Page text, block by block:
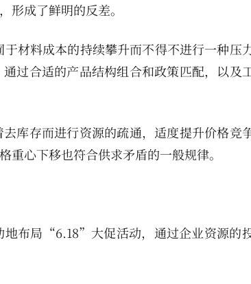
成了鲜明的反差。
材料成本的持续攀升而不得不进行一种压
过合适的产品结构组合和政策匹配，以及
库存而进行资源的疏通，适度提升价格竞
心下移也符合供求矛盾的一般规律。
地布局“6.18”大促活动，通过企业资源的